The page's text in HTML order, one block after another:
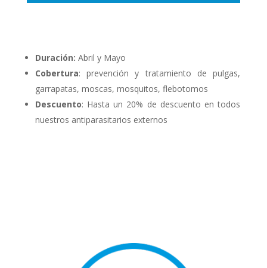
Duración: Abril y Mayo
Cobertura: prevención y tratamiento de pulgas,
garrapatas, moscas, mosquitos, flebotomos
Descuento: Hasta un 20% de descuento en todos
nuestros antiparasitarios externos